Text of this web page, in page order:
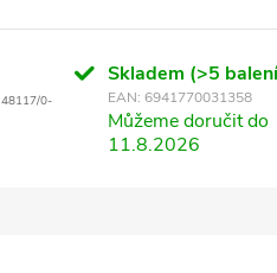
48117/0-
Skladem (>5
EAN: 6941770031358
Můžeme doručit do
11.8.2026